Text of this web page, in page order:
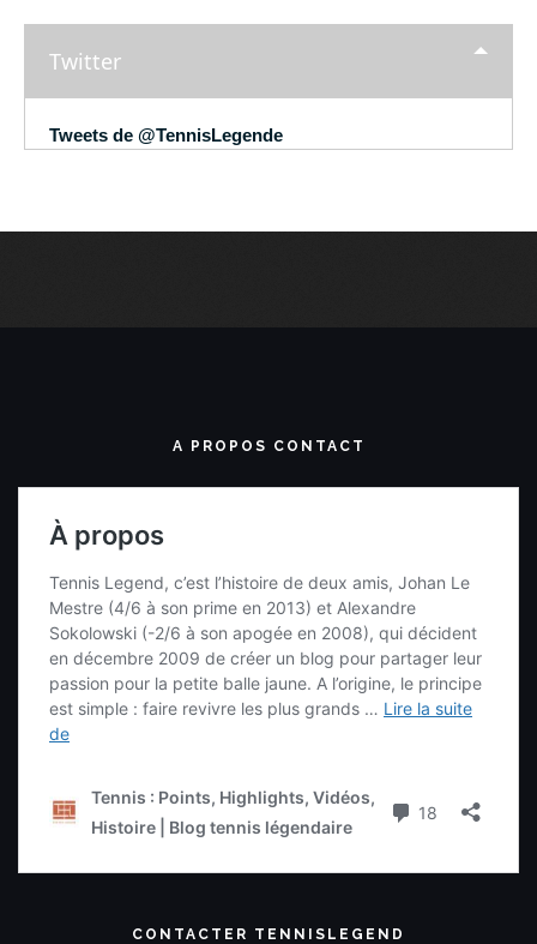
Twitter
Tweets de @TennisLegende
A PROPOS CONTACT
CONTACTER TENNISLEGEND